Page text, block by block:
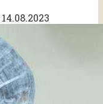
14.08.2023